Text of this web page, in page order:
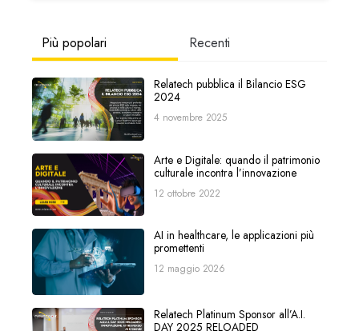
Più popolari Recenti
Relatech pubblica il Bilancio ESG
2024
4 novembre 2025
Arte e Digitale: quando il patrimonio
culturale incontra l’innovazione
12 ottobre 2022
AI in healthcare, le applicazioni più
promettenti
12 maggio 2026
Relatech Platinum Sponsor all’A.I.
DAY 2025 RELOADED